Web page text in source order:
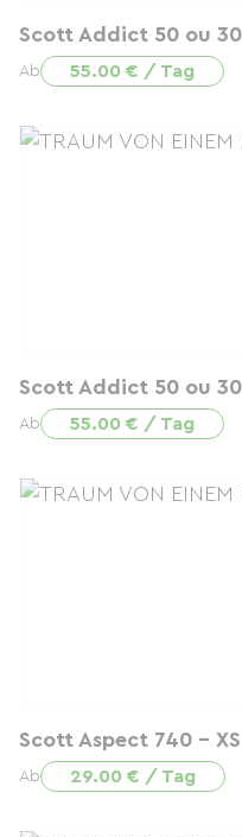
Scott Addict 50 ou
Ab 55.00 € / Tag
Scott Addict 50 ou
Ab 55.00 € / Tag
Scott Aspect 740 - XS
Ab 29.00 € / Tag